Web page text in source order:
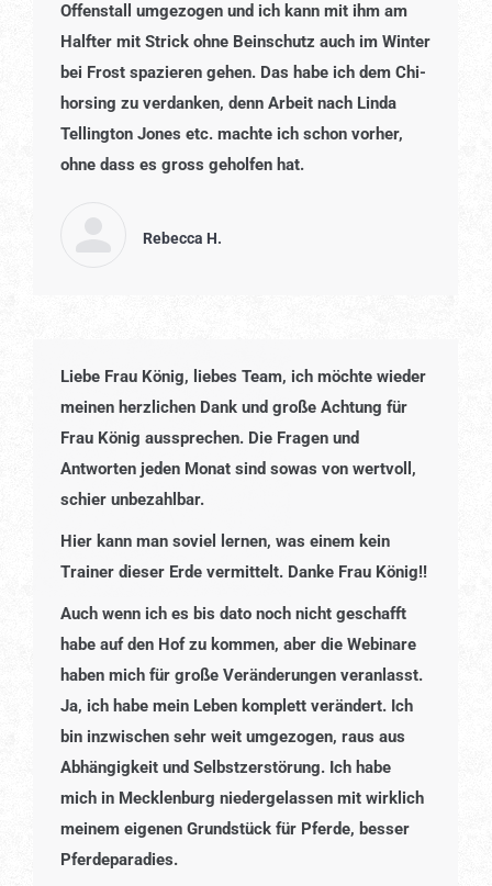
Offenstall umgezogen und ich kann mit ihm am
Halfter mit Strick ohne Beinschutz auch im Winter
bei Frost spazieren gehen. Das habe ich dem Chi-
horsing zu verdanken, denn Arbeit nach Linda
Tellington Jones etc. machte ich schon vorher,
ohne dass es gross geholfen hat.
Rebecca H.
Liebe Frau König, liebes Team, ich möchte wieder
meinen herzlichen Dank und große Achtung für
Frau König aussprechen. Die Fragen und
Antworten jeden Monat sind sowas von wertvoll,
schier unbezahlbar.
Hier kann man soviel lernen, was einem kein
Trainer dieser Erde vermittelt. Danke Frau König!!
Auch wenn ich es bis dato noch nicht geschafft
habe auf den Hof zu kommen, aber die Webinare
haben mich für große Veränderungen veranlasst.
Ja, ich habe mein Leben komplett verändert. Ich
bin inzwischen sehr weit umgezogen, raus aus
Abhängigkeit und Selbstzerstörung. Ich habe
mich in Mecklenburg niedergelassen mit wirklich
meinem eigenen Grundstück für Pferde, besser
Pferdeparadies.